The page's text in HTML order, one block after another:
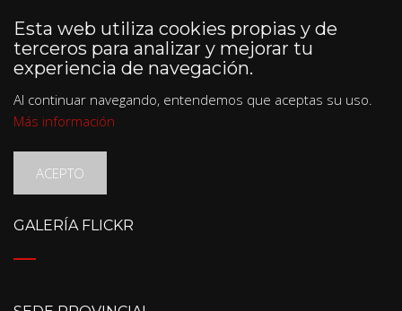
Esta web utiliza cookies propias y de
terceros para analizar y mejorar tu
experiencia de navegación.
Al continuar navegando, entendemos que aceptas su uso.
Más información
ACEPTO
GALERÍA FLICKR